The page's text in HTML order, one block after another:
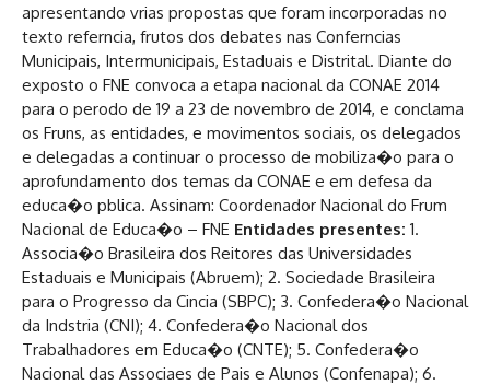
apresentando vrias propostas que foram incorporadas no
texto referncia, frutos dos debates nas Conferncias
Municipais, Intermunicipais, Estaduais e Distrital. Diante do
exposto o FNE convoca a etapa nacional da CONAE 2014
para o perodo de 19 a 23 de novembro de 2014, e conclama
os Fruns, as entidades, e movimentos sociais, os delegados
e delegadas a continuar o processo de mobiliza�o para o
aprofundamento dos temas da CONAE e em defesa da
educa�o pblica. Assinam: Coordenador Nacional do Frum
Nacional de Educa�o – FNE Entidades presentes: 1.
Associa�o Brasileira dos Reitores das Universidades
Estaduais e Municipais (Abruem); 2. Sociedade Brasileira
para o Progresso da Cincia (SBPC); 3. Confedera�o Nacional
da Indstria (CNI); 4. Confedera�o Nacional dos
Trabalhadores em Educa�o (CNTE); 5. Confedera�o
Nacional das Associaes de Pais e Alunos (Confenapa); 6.